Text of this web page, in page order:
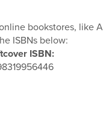
bookstores, like
ISBNs below:
ISBN: